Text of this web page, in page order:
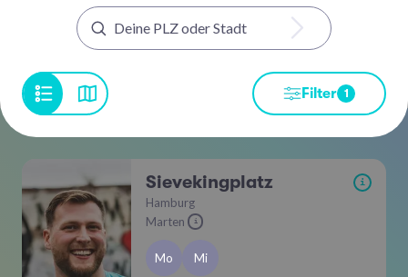
Filter 1
Sievekingplatz i
Hamburg
Marten
i
Mo Mi